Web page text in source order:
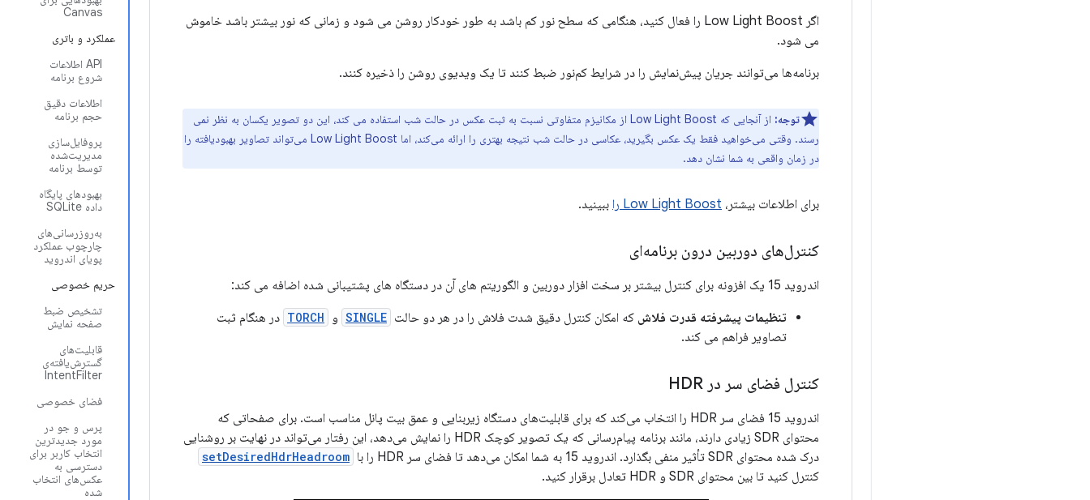
Canvas
عملکرد و باتری
API اطلاعات
شروع برنامه
اطلاعات دقیق
حجم برنامه
پروفایل‌سازی
مدیریت‌شده
توسط برنامه
بهبودهای پایگاه
داده SQLite
به‌روزرسانی‌های
چارچوب عملکرد
پویای اندروید
حریم خصوصی
تشخیص ضبط
صفحه نمایش
قابلیت‌های
گسترش‌یافته‌ی
IntentFilter
فضای خصوصی
پرس و جو در
مورد جدیدترین
انتخاب کاربر برای
دسترسی به
عکس‌های انتخاب
شده
اگر Low Light Boost را فعال کنید، هنگامی که سطح نور کم باشد به طور خودکار روشن می شود و زمانی که نور بیشتر باشد خاموش
می شود.
برنامه‌ها می‌توانند جریان پیش‌نمایش را در شرایط کم‌نور ضبط کنند تا یک ویدیوی روشن را ذخیره کنند.
توجه:
از آنجایی که Low Light Boost از مکانیزم متفاوتی نسبت به ثبت عکس در حالت شب استفاده می کند، این دو تصویر یکسان به نظر نمی
رسند. وقتی می‌خواهید فقط یک عکس بگیرید، عکاسی در حالت شب نتیجه بهتری را ارائه می‌کند، اما Low Light Boost می‌تواند تصاویر بهبودیافته را
در زمان واقعی به شما نشان دهد.
برای اطلاعات بیشتر، Low Light Boost را ببینید.
کنترل‌های دوربین درون برنامه‌ای
اندروید 15 یک افزونه برای کنترل بیشتر بر سخت افزار دوربین و الگوریتم های آن در دستگاه های پشتیبانی شده اضافه می کند:
تنظیمات پیشرفته قدرت فلاش که امکان کنترل دقیق شدت فلاش را در هر دو حالت SINGLE و TORCH در هنگام ثبت
تصاویر فراهم می کند.
کنترل فضای سر در HDR
اندروید 15 فضای سر HDR را انتخاب می‌کند که برای قابلیت‌های دستگاه زیربنایی و عمق بیت پانل مناسب است. برای صفحاتی که
محتوای SDR زیادی دارند، مانند برنامه پیام‌رسانی که یک تصویر کوچک HDR را نمایش می‌دهد، این رفتار می‌تواند در نهایت بر روشنایی
درک شده محتوای SDR تأثیر منفی بگذارد. اندروید 15 به شما امکان می‌دهد تا فضای سر HDR را با
setDesiredHdrHeadroom
کنترل کنید تا بین محتوای SDR و HDR تعادل برقرار کنید.